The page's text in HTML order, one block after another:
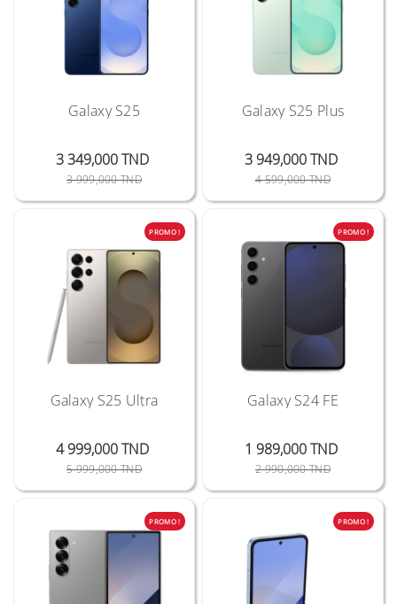
Galaxy S25
3 349,000 TND
3 999,000 TNDPrix Public
Prix
Galaxy S25 Plus
3 949,000 TND
4 599,000 TNDPrix Public
Prix
PROMO !
Galaxy S25 Ultra
4 999,000 TND
5 999,000 TNDPrix Public
Prix
PROMO !
Galaxy S24 FE
1 989,000 TND
2 990,000 TNDPrix Public
Prix
PROMO ! PROMO !